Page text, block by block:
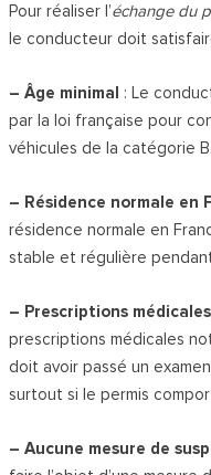
Pour réaliser l’échange du
le conducteur doit
– Âge minimal : Le
par la loi française pour
véhicules de la catégorie B.
– Résidence normale en
résidence normale en
stable et régulière
– Prescriptions médicales
prescriptions médicales
doit avoir passé un
surtout si le permis
– Aucune mesure de